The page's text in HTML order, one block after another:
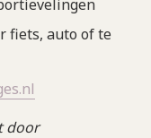
fiets, auto of te
door